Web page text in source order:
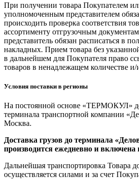
При получении товара Покупателем
уполномоченным представителем
происходить проверка соответствия
ассортименту отгрузочным
представитель обязан расписаться в
накладных. Прием товара без
в дальнейшем для Покупателя право
товаров в ненадлежащем количестве и/
Условия поставки в регионы
На постоянной основе «ТЕРМОКУЛ»
терминала транспортной компании
Москва.
Доставка грузов до терминала
производится ежедневно и включена
Дальнейшая транспортировка Товара
осуществляется силами и за счет